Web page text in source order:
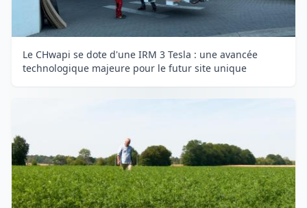
Le CHwapi se dote d'une IRM 3 Tesla : une avancée
technologique majeure pour le futur site unique